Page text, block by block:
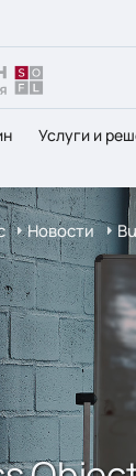
Услуги и
Новости